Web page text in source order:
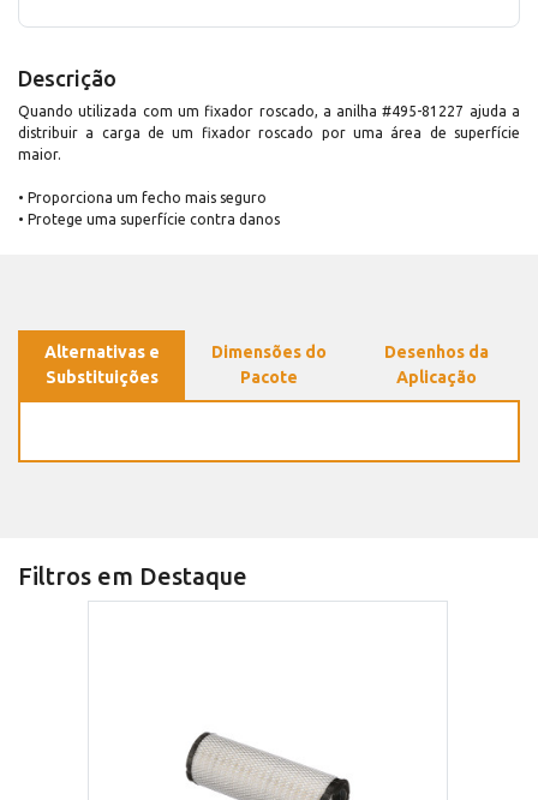
Descrição
Quando utilizada com um fixador roscado, a anilha #495-81227 ajuda a
distribuir a carga de um fixador roscado por uma área de superfície
maior.
• Proporciona um fecho mais seguro
• Protege uma superfície contra danos
Alternativas e
Substituições
Dimensões do
Pacote
Desenhos da
Aplicação
Filtros em Destaque